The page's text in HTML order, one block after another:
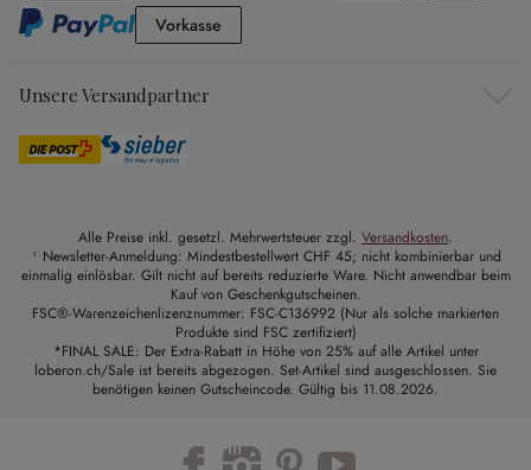
Vorkasse
Unsere Versandpartner
Alle Preise inkl. gesetzl. Mehrwertsteuer zzgl. Versandkosten.
¹ Newsletter-Anmeldung: Mindestbestellwert CHF 45; nicht kombinierbar und
einmalig einlösbar. Gilt nicht auf bereits reduzierte Ware. Nicht anwendbar beim
Kauf von Geschenkgutscheinen.
FSC®-Warenzeichenlizenznummer: FSC-C136992 (Nur als solche markierten
Produkte sind FSC zertifiziert)
*FINAL SALE: Der Extra-Rabatt in Höhe von 25% auf alle Artikel unter
loberon.ch/Sale ist bereits abgezogen. Set-Artikel sind ausgeschlossen. Sie
benötigen keinen Gutscheincode. Gültig bis 11.08.2026.